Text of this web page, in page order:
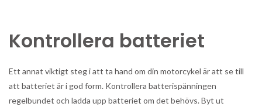
Kontrollera batteriet
Ett annat viktigt steg i att ta hand om din motorcykel är att se till
att batteriet är i god form. Kontrollera batterispänningen
regelbundet och ladda upp batteriet om det behövs. Byt ut